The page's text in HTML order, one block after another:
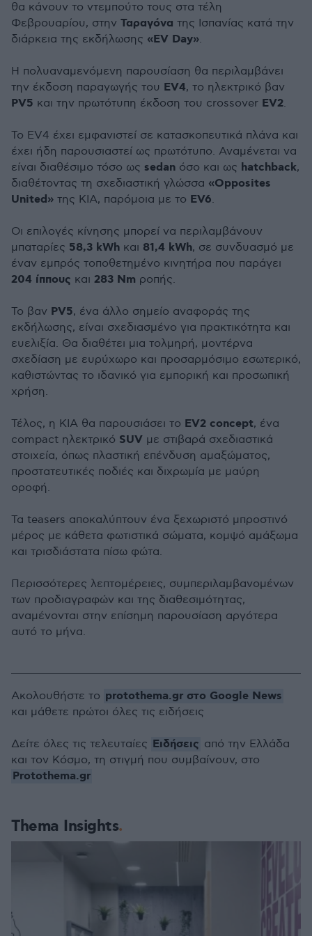
θα κάνουν το ντεμπούτο τους στα τέλη
Φεβρουαρίου, στην Ταραγόνα της Ισπανίας κατά την
διάρκεια της εκδήλωσης «EV Day».
Η πολυαναμενόμενη παρουσίαση θα περιλαμβάνει
την έκδοση παραγωγής του EV4, το ηλεκτρικό βαν
PV5 και την πρωτότυπη έκδοση του crossover EV2.
Το EV4 έχει εμφανιστεί σε κατασκοπευτικά πλάνα και
έχει ήδη παρουσιαστεί ως πρωτότυπο. Αναμένεται να
είναι διαθέσιμο τόσο ως sedan όσο και ως hatchback,
διαθέτοντας τη σχεδιαστική γλώσσα «Opposites
United» της KIA, παρόμοια με το EV6.
Οι επιλογές κίνησης μπορεί να περιλαμβάνουν
μπαταρίες 58,3 kWh και 81,4 kWh, σε συνδυασμό με
έναν εμπρός τοποθετημένο κινητήρα που παράγει
204 ίππους και 283 Nm ροπής.
Το βαν PV5, ένα άλλο σημείο αναφοράς της
εκδήλωσης, είναι σχεδιασμένο για πρακτικότητα και
ευελιξία. Θα διαθέτει μια τολμηρή, μοντέρνα
σχεδίαση με ευρύχωρο και προσαρμόσιμο εσωτερικό,
καθιστώντας το ιδανικό για εμπορική και προσωπική
χρήση.
Τέλος, η ΚΙΑ θα παρουσιάσει το EV2 concept, ένα
compact ηλεκτρικό SUV με στιβαρά σχεδιαστικά
στοιχεία, όπως πλαστική επένδυση αμαξώματος,
προστατευτικές ποδιές και διχρωμία με μαύρη
οροφή.
Τα teasers αποκαλύπτουν ένα ξεχωριστό μπροστινό
μέρος με κάθετα φωτιστικά σώματα, κομψό αμάξωμα
και τρισδιάστατα πίσω φώτα.
Περισσότερες λεπτομέρειες, συμπεριλαμβανομένων
των προδιαγραφών και της διαθεσιμότητας,
αναμένονται στην επίσημη παρουσίαση αργότερα
αυτό το μήνα.
Thema Insights
Ακολουθήστε το protothema.gr στο Google News
και μάθετε πρώτοι όλες τις ειδήσεις
Δείτε όλες τις τελευταίες Ειδήσεις από την Ελλάδα
και τον Κόσμο, τη στιγμή που συμβαίνουν, στο
Protothema.gr